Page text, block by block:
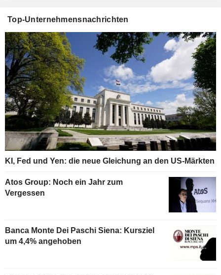
Top-Unternehmensnachrichten
KI, Fed und Yen: die neue Gleichung an den US-Märkten
Atos Group: Noch ein Jahr zum
Vergessen
Banca Monte Dei Paschi Siena: Kursziel
um 4,4% angehoben